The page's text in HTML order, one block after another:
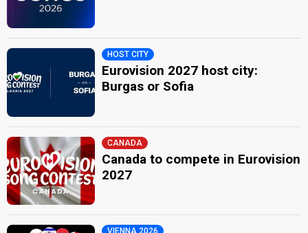
HOST CITY
Eurovision 2027 host city:
Burgas or Sofia
CANADA
Canada to compete in Eurovision
2027
VIENNA 2026